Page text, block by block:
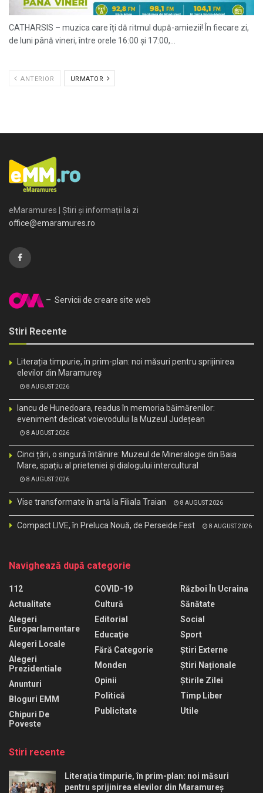
CATHARSIS – muzica care îți dă ritmul după-amiezii! În fiecare zi,
de luni până vineri, între orele 16:00 și 17:00,...
ANTERIOR URMATOR
eMaramures | Știri și informații la zi
office@emaramures.ro
– Servicii de creare site web
Stiri Recente
Literația timpurie, în prim-plan: noi măsuri pentru sprijinirea
elevilor din Maramureș
8 AUGUST 2026
Iancu de Hunedoara, readus în memoria băimărenilor:
eveniment dedicat voievodului la Muzeul Județean
8 AUGUST 2026
Cinci țări, o singură întâlnire: Muzeul de Mineralogie din Baia
Mare, spațiu al prieteniei și dialogului intercultural
8 AUGUST 2026
Vise transformate în artă la Filiala Traian 8 AUGUST 2026
Compact LIVE, în Preluca Nouă, de Perseide Fest 8 AUGUST 2026
Navighează după categorie
112
Actualitate
Alegeri
Europarlamentare
Alegeri Locale
Alegeri
Prezidentiale
Anunturi
Bloguri EMM
Chipuri De
Poveste
COVID-19
Cultură
Editorial
Educaţie
Fără Categorie
Monden
Opinii
Politică
Publicitate
Război În Ucraina
Sănătate
Social
Sport
Știri Externe
Știri Naționale
Știrile Zilei
Timp Liber
Utile
Stiri recente
Literația timpurie, în prim-plan: noi măsuri
pentru sprijinirea elevilor din Maramureș